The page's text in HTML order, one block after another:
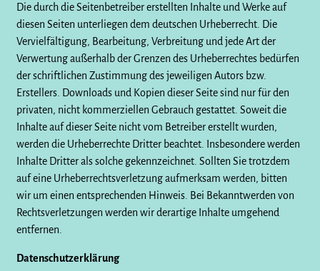
Die durch die Seitenbetreiber erstellten Inhalte und Werke auf
diesen Seiten unterliegen dem deutschen Urheberrecht. Die
Vervielfältigung, Bearbeitung, Verbreitung und jede Art der
Verwertung außerhalb der Grenzen des Urheberrechtes bedürfen
der schriftlichen Zustimmung des jeweiligen Autors bzw.
Erstellers. Downloads und Kopien dieser Seite sind nur für den
privaten, nicht kommerziellen Gebrauch gestattet. Soweit die
Inhalte auf dieser Seite nicht vom Betreiber erstellt wurden,
werden die Urheberrechte Dritter beachtet. Insbesondere werden
Inhalte Dritter als solche gekennzeichnet. Sollten Sie trotzdem
auf eine Urheberrechtsverletzung aufmerksam werden, bitten
wir um einen entsprechenden Hinweis. Bei Bekanntwerden von
Rechtsverletzungen werden wir derartige Inhalte umgehend
entfernen.
Datenschutzerklärung